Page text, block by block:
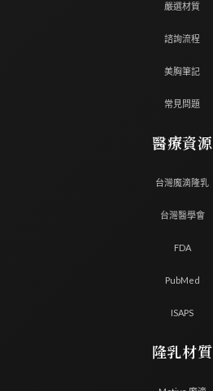
嚴選材質
諮詢流程
美胸筆記
常見問題
醫療資源
台灣魔滴隆乳
台灣醫學會
FDA
PubMed
ISAPS
隆乳材質